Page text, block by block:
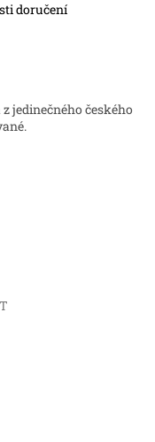
doručení
jedinečného českého